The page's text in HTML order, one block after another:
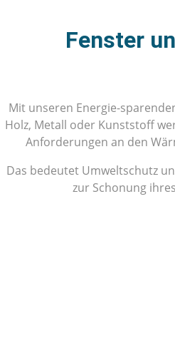
Fenster
Mit unseren Energie-
Holz, Metall oder Kunststoff
Anforderungen an den
Das bedeutet Umweltschutz
zur Schonung